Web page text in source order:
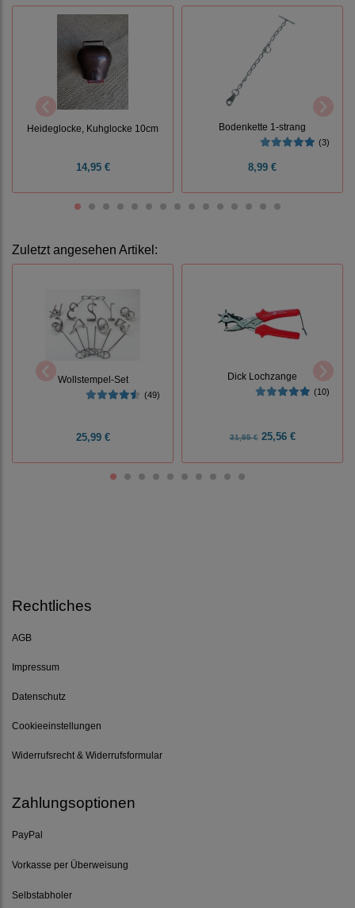
Heideglocke, Kuhglocke 10cm
14,95 €
Bodenkette 1-strang
(3)
8,99 €
Zuletzt angesehen Artikel:
Wollstempel-Set
(49)
25,99 €
Dick Lochzange
(10)
31,95 €25,56 €
Rechtliches
AGB
Impressum
Datenschutz
Cookieeinstellungen
Widerrufsrecht & Widerrufsformular
Zahlungsoptionen
PayPal
Vorkasse per Überweisung
Selbstabholer